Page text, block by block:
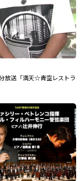
放送「満天☆青空レストラ